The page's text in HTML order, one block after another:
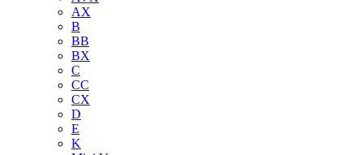
AX
B
BB
BX
C
CC
CX
D
E
K